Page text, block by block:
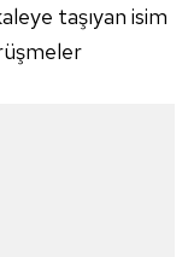
taşıyan isim